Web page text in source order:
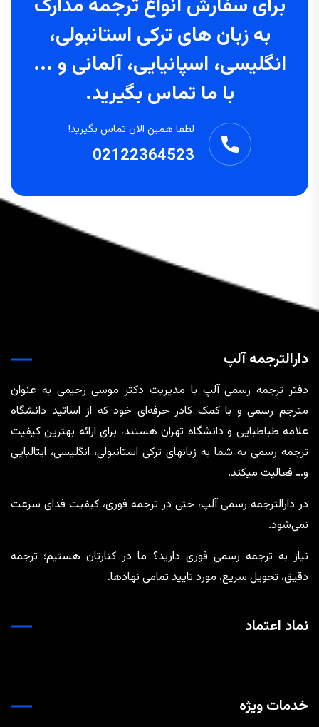
برای سفارش انواع ترجمه مدارک
به زبان های ترکی استانبولی،
انگلیسی، اسپانیایی، آلمانی و ...
با ما تماس بگیرید.
لطفا همین الان تماس بگیرید!
02122364523
دارالترجمه آلپ
دفتر ترجمه رسمی آلپ با مدیریت دکتر موسی رحیمی به عنوان
مترجم رسمی و با کمک کادر حرفه‌ای خود که از اساتید دانشگاه
علامه طباطبایی و دانشگاه تهران هستند، برای ارائه بهترین کیفیت
ترجمه رسمی به شما به زبانهای ترکی استانبولی، انگلیسی، ایتالیایی
و… فعالیت میکند.
در دارالترجمه رسمی آلپ، حتی در ترجمه‌ فوری، کیفیت فدای سرعت
نمی‌شود.
نیاز به ترجمه رسمی فوری دارید؟ ما در کنارتان هستیم؛ ترجمه
دقیق، تحویل سریع، مورد تایید تمامی نهادها.
نماد اعتماد
خدمات ویژه